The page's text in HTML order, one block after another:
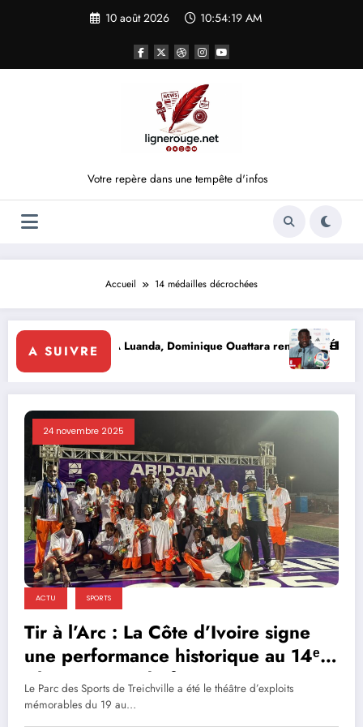
10 août 2026 10:54:19 AM
Votre repère dans une tempête d'infos
Accueil 14 médailles décrochées
A SUIVRE
d’influence : À Luanda, Dominique Ouattara renforce le
24 novembre 2025
ACTU SPORTS
Tir à l’Arc : La Côte d’Ivoire signe
une performance historique au 14ᵉ
Championnat d’Afrique
Le Parc des Sports de Treichville a été le théâtre d’exploits
mémorables du 19 au…